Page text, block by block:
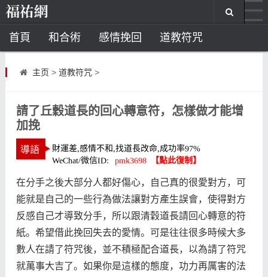
首頁 和合術 感情挽回 道教符咒
道教法事
風水
招財方法 化煞法事 風水大師
星座
白羊座 水瓶座 摩羯座 射手座
塔羅牌
通用牌陣 愛情牌陣 事業牌陣
主页 > 道教符咒>
請了丘穀道長的回心轉意符，怎樣做才能增
加挽
在分手之後大部分人都好傷心，自己真的很愛對方，可
能就是自己的一些行為做法讓對方產生誤會，使得對方
反感自己才導致分手，所以跟清穀道長請回心轉意的符
紙。希望借此挽回失去的愛情。可是往往很多時候大多
數人在請了符咒後，並不積極配合道長，以為請了符咒
就萬事大吉了。如果你是這樣的態度，功力再厲害的法